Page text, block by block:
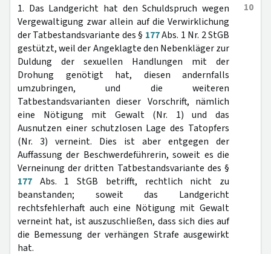
10
1. Das Landgericht hat den Schuldspruch wegen
Vergewaltigung zwar allein auf die Verwirklichung
der Tatbestandsvariante des § 177Abs. 1 Nr. 2 StGB
gestützt, weil der Angeklagte den Nebenkläger zur
Duldung der sexuellen Handlungen mit der
Drohung genötigt hat, diesen andernfalls
umzubringen, und die weiteren
Tatbestandsvarianten dieser Vorschrift, nämlich
eine Nötigung mit Gewalt (Nr. 1) und das
Ausnutzen einer schutzlosen Lage des Tatopfers
(Nr. 3) verneint. Dies ist aber entgegen der
Auffassung der Beschwerdeführerin, soweit es die
Verneinung der dritten Tatbestandsvariante des §
177 Abs. 1 StGB betrifft, rechtlich nicht zu
beanstanden; soweit das Landgericht
rechtsfehlerhaft auch eine Nötigung mit Gewalt
verneint hat, ist auszuschließen, dass sich dies auf
die Bemessung der verhängen Strafe ausgewirkt
hat.